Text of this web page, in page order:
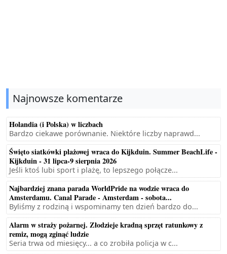
Najnowsze komentarze
Holandia (i Polska) w liczbach
Bardzo ciekawe porównanie. Niektóre liczby naprawd...
Święto siatkówki plażowej wraca do Kijkduin. Summer BeachLife -
Kijkduin - 31 lipca-9 sierpnia 2026
Jeśli ktoś lubi sport i plażę, to lepszego połącze...
Najbardziej znana parada WorldPride na wodzie wraca do
Amsterdamu. Canal Parade - Amsterdam - sobota...
Byliśmy z rodziną i wspominamy ten dzień bardzo do...
Alarm w straży pożarnej. Złodzieje kradną sprzęt ratunkowy z
remiz, mogą zginąć ludzie
Seria trwa od miesięcy... a co zrobiła policja w c...